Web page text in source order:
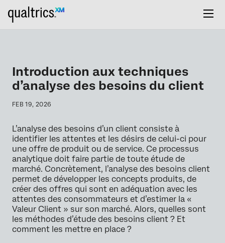
Introduction aux techniques
d’analyse des besoins du client
FEB 19, 2026
L’analyse des besoins d’un client consiste à
identifier les attentes et les désirs de celui-ci pour
une offre de produit ou de service. Ce processus
analytique doit faire partie de toute étude de
marché. Concrètement, l’analyse des besoins client
permet de développer les concepts produits, de
créer des offres qui sont en adéquation avec les
attentes des consommateurs et d’estimer la «
Valeur Client » sur son marché. Alors, quelles sont
les méthodes d’étude des besoins client ? Et
comment les mettre en place ?